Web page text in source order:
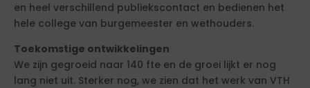
en heel verschillend publiekscontact en bedienen het
hele college van burgemeester en wethouders.
Toekomstige ontwikkelingen
We zijn gegroeid naar 140 fte en de groei lijkt er nog
lang niet uit. Sterker nog, we zien dat het werk van VTH